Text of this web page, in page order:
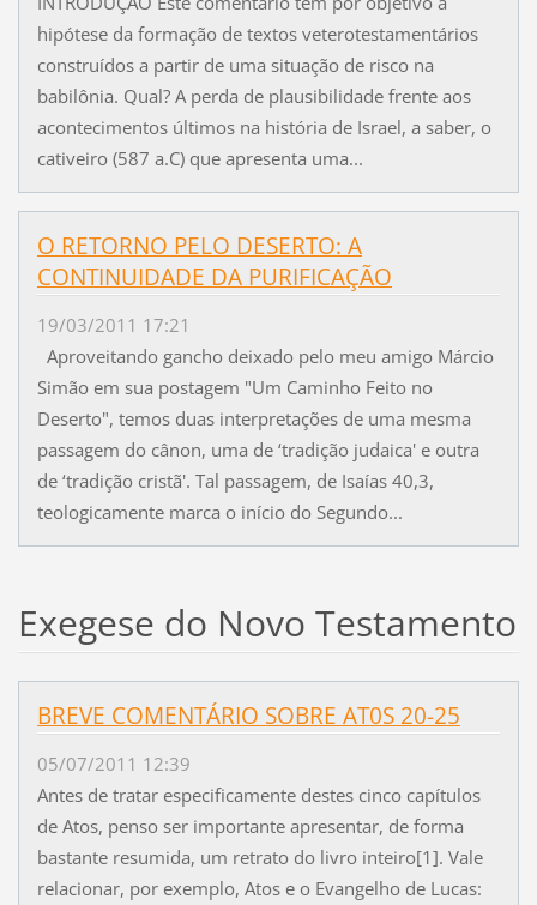
hipótese da formação de textos veterotestamentários
construídos a partir de uma situação de risco na
babilônia. Qual? A perda de plausibilidade frente aos
acontecimentos últimos na história de Israel, a saber, o
cativeiro (587 a.C) que apresenta uma...
O RETORNO PELO DESERTO: A
CONTINUIDADE DA PURIFICAÇÃO
19/03/2011 17:21
Aproveitando gancho deixado pelo meu amigo Márcio
Simão em sua postagem "Um Caminho Feito no
Deserto", temos duas interpretações de uma mesma
passagem do cânon, uma de ‘tradição judaica' e outra
de ‘tradição cristã'. Tal passagem, de Isaías 40,3,
teologicamente marca o início do Segundo...
Exegese do Novo Testamento
BREVE COMENTÁRIO SOBRE AT0S 20-25
05/07/2011 12:39
Antes de tratar especificamente destes cinco capítulos
de Atos, penso ser importante apresentar, de forma
bastante resumida, um retrato do livro inteiro[1]. Vale
relacionar, por exemplo, Atos e o Evangelho de Lucas: